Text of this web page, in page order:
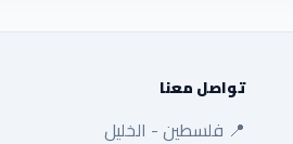
تواصل معنا
📍 فلسطين - الخليل